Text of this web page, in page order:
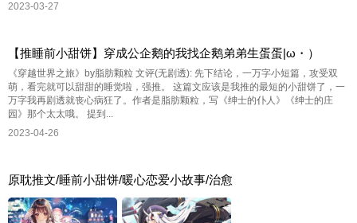
2023-03-27
【推睡前小甜饼】穿成公企鹅的我找企鹅弟弟生蛋蛋|ω・）
《穿越世界之旅》by脂肪颗粒 文评(无剧透): 先下结论，一万字小短篇，攻受双
萌，看完就可以甜甜的睡觉啦，强推。 这篇文应该是我推的最短的小甜饼了，一
万字我再剧透就丧心病狂了。作者是脂肪颗粒，写《绅士的仆人》《绅士的庄
园》那个太太哦。 提到...
2023-04-26
原耽推文/睡前小甜饼/暖心恋爱小故事/治愈